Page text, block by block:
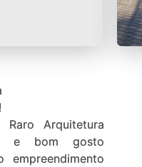
Raro Arquitetura
e bom gosto
empreendimento